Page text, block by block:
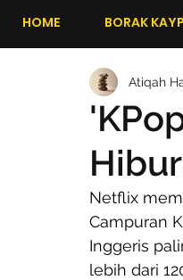
HOME BORAK
Atiqah
Netflix
Campuran
Inggeris
lebih dari